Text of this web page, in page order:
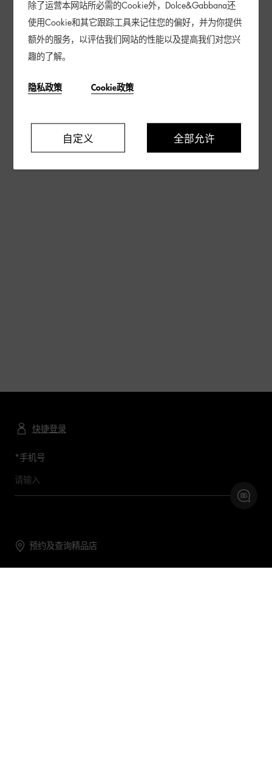
快捷登录
*手机号
预约及查询精品店
除了运营本网站所必需的Cookie外，Dolce&Gabbana还
使用Cookie和其它跟踪工具来记住您的偏好，并为你提供
额外的服务，以评估我们网站的性能以及提高我们对您兴
趣的了解。
隐私政策 Cookie政策
自定义 全部允许